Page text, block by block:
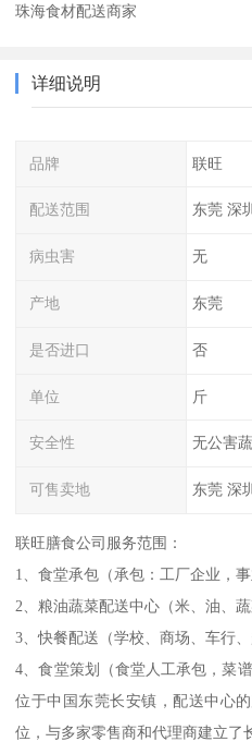
珠海食材配送商家
详细说明
品牌 联旺
配送范围 东莞 深圳
病虫害 无
产地 东莞
是否进口 否
单位 斤
安全性 无公害
可售卖地 东莞 深圳
联旺膳食公司服务范围：
1、食堂承包（承包：工厂企业，
2、粮油蔬菜配送中心（米、油、
3、快餐配送（学校、商场、车行
4、食堂策划（食堂人工承包，菜
位于中国东莞长安镇，配送中心
位，与多家零售商和代理商建立了